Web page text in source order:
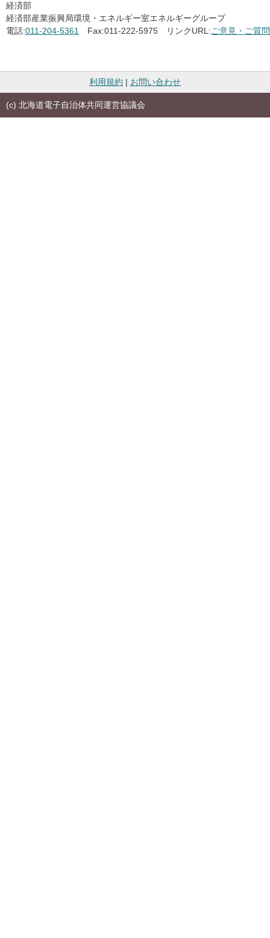
経済部
経済部産業振興局環境・エネルギー室エネルギーグループ
電話:011-204-5361 Fax:011-222-5975 リンクURL:ご意見・ご質
利用規約 | お問い合わせ
(c) 北海道電子自治体共同運営協議会